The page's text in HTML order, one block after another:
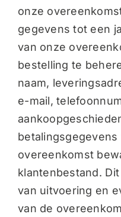
onze
gegevens tot een
van onze
bestelling te
naam,
e-mail,
betalingsgegevens
overeenkomst
klantenbestand.
van uitvoering en
van de